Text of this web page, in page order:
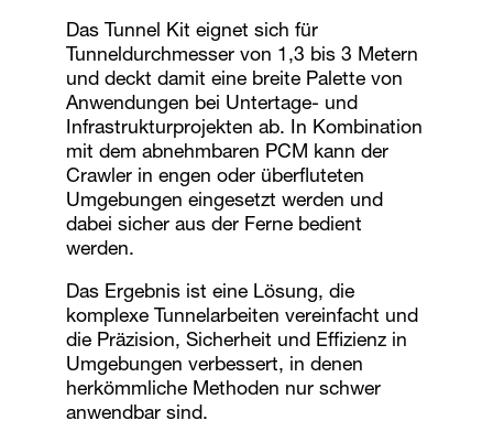
Das Tunnel Kit eignet sich für
Tunneldurchmesser von 1,3 bis 3 Metern
und deckt damit eine breite Palette von
Anwendungen bei Untertage- und
Infrastrukturprojekten ab. In Kombination
mit dem abnehmbaren PCM kann der
Crawler in engen oder überfluteten
Umgebungen eingesetzt werden und
dabei sicher aus der Ferne bedient
werden.
Das Ergebnis ist eine Lösung, die
komplexe Tunnelarbeiten vereinfacht und
die Präzision, Sicherheit und Effizienz in
Umgebungen verbessert, in denen
herkömmliche Methoden nur schwer
anwendbar sind.